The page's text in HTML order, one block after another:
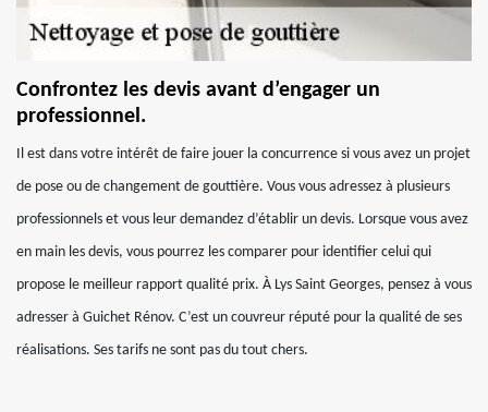
Confrontez les devis avant d’engager un
professionnel.
Il est dans votre intérêt de faire jouer la concurrence si vous avez un projet
de pose ou de changement de gouttière. Vous vous adressez à plusieurs
professionnels et vous leur demandez d’établir un devis. Lorsque vous avez
en main les devis, vous pourrez les comparer pour identifier celui qui
propose le meilleur rapport qualité prix. À Lys Saint Georges, pensez à vous
adresser à Guichet Rénov. C’est un couvreur réputé pour la qualité de ses
réalisations. Ses tarifs ne sont pas du tout chers.